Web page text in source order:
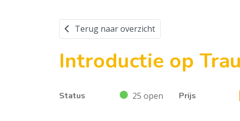
Terug naar overzicht
Introductie op
Status 25 open Prijs